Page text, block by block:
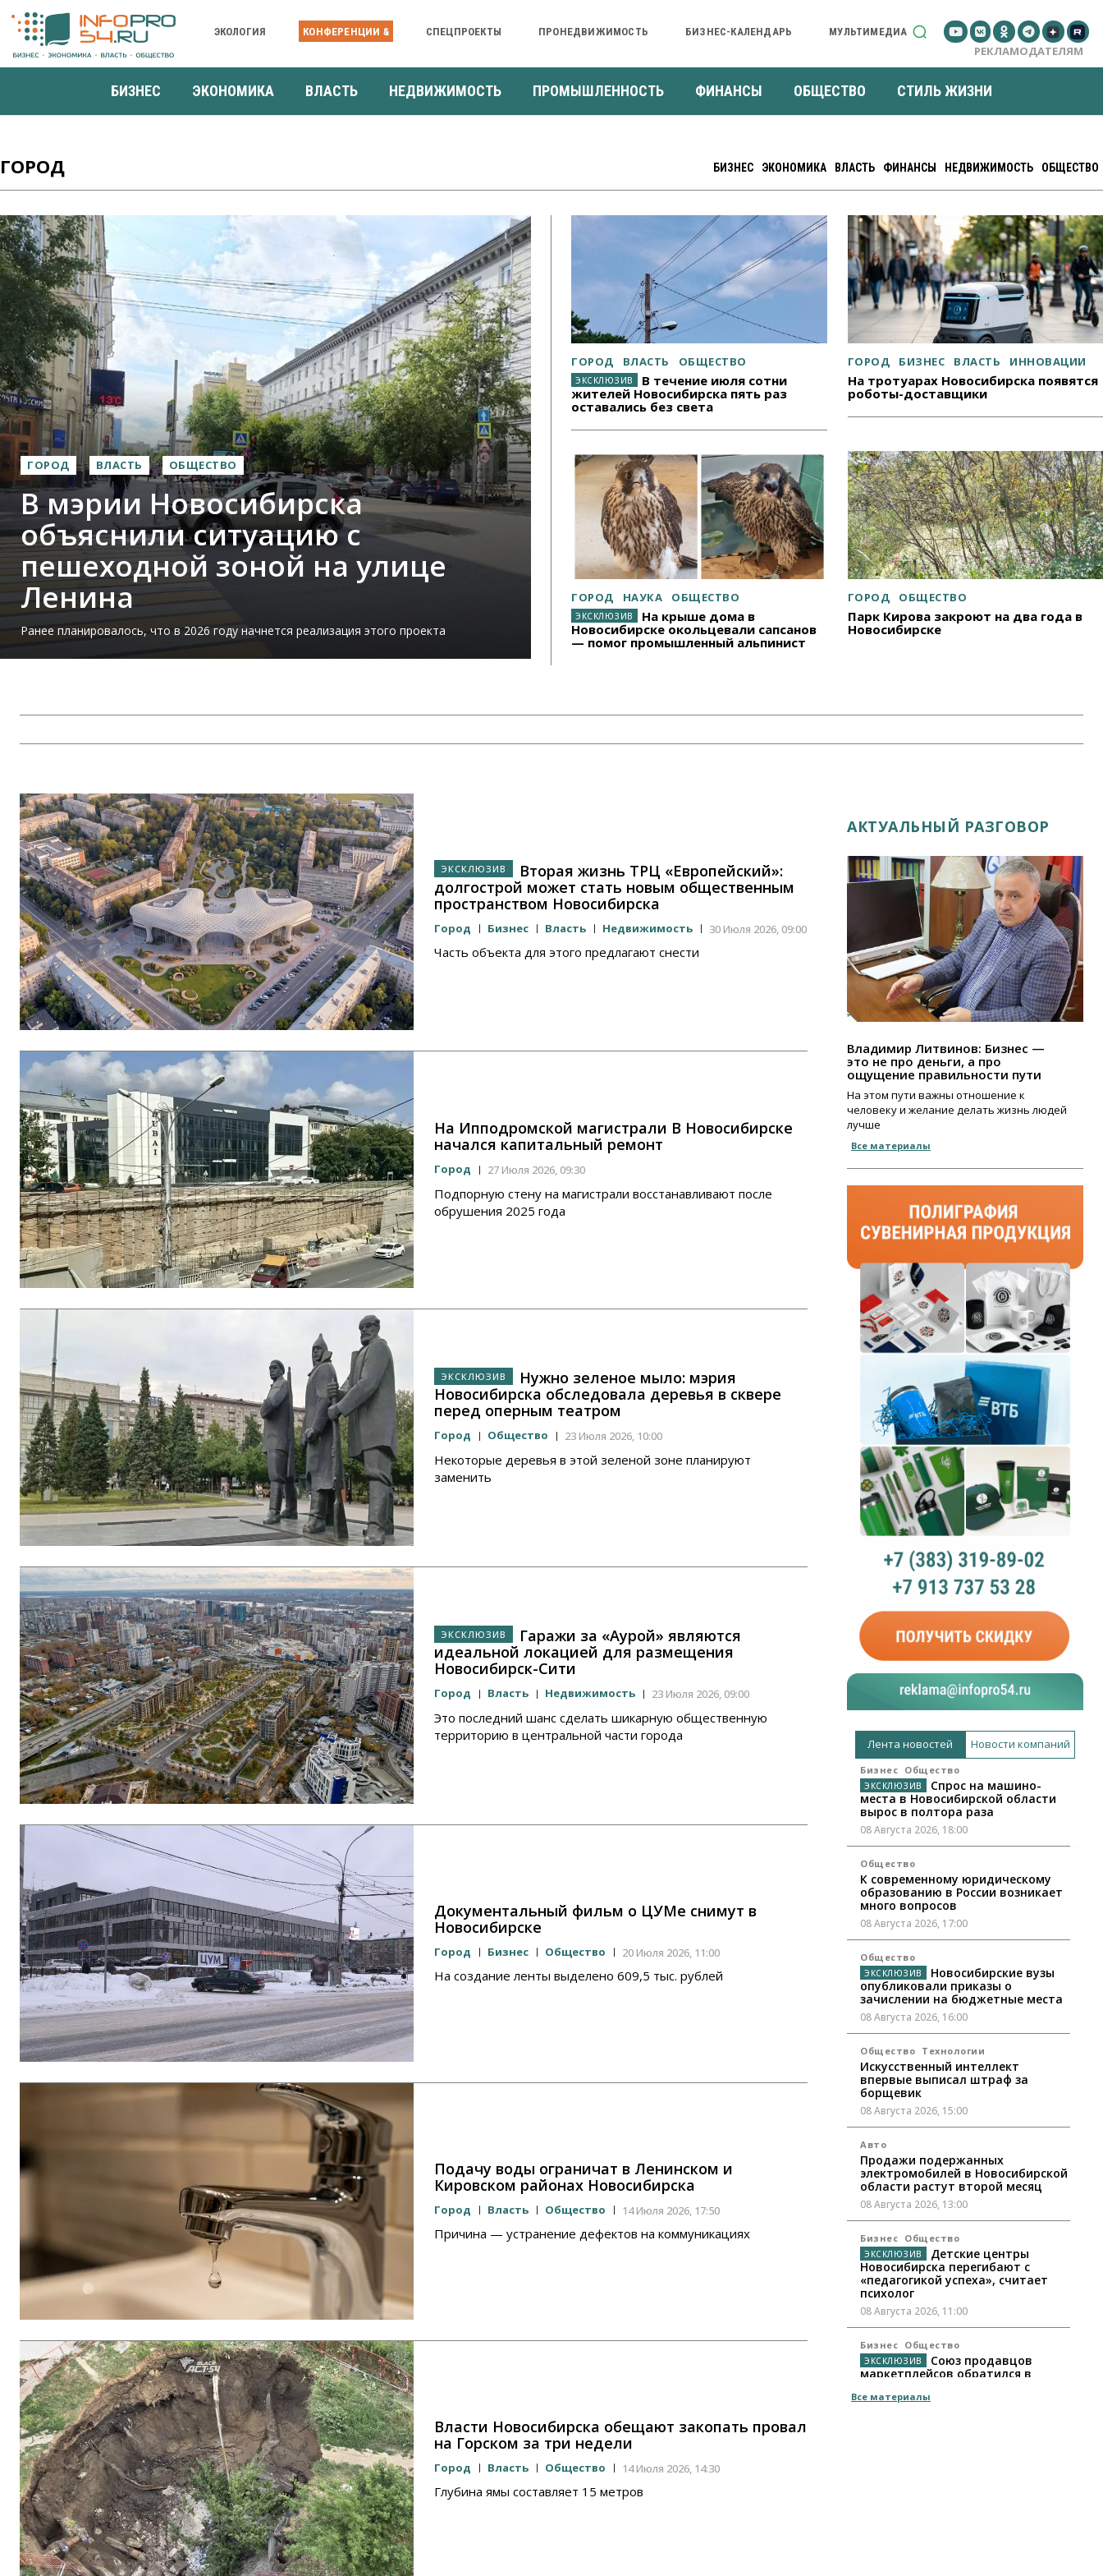
ЭКОЛОГИЯ КОНФЕРЕНЦИИ & СПЕЦПРОЕКТЫ ПРОНЕДВИЖИМОСТЬ БИЗНЕС-КАЛЕНДАРЬ МУЛЬТИМЕДИА
РЕКЛАМОДАТЕЛЯМ
БИЗНЕС ЭКОНОМИКА ВЛАСТЬ НЕДВИЖИМОСТЬ ПРОМЫШЛЕННОСТЬ ФИНАНСЫ ОБЩЕСТВО СТИЛЬ ЖИЗНИ
ГОРОД БИЗНЕС ЭКОНОМИКА ВЛАСТЬ ФИНАНСЫ НЕДВИЖИМОСТЬ ОБЩЕСТВО
ГОРОД ВЛАСТЬ ОБЩЕСТВО
В мэрии Новосибирска
объяснили ситуацию с
пешеходной зоной на улице
Ленина
Ранее планировалось, что в 2026 году начнется реализация этого проекта
ГОРОД ВЛАСТЬ ОБЩЕСТВО
В течение июля сотни
жителей Новосибирска пять раз
оставались без света
ГОРОД БИЗНЕС ВЛАСТЬ ИННОВАЦИИ
На тротуарах Новосибирска появятся
роботы-доставщики
ГОРОД НАУКА ОБЩЕСТВО
На крыше дома в
Новосибирске окольцевали сапсанов
— помог промышленный альпинист
ГОРОД ОБЩЕСТВО
Парк Кирова закроют на два года в
Новосибирске
Вторая жизнь ТРЦ «Европейский»:
долгострой может стать новым общественным
пространством Новосибирска
Город Бизнес Власть Недвижимость 30 Июля 2026, 09:00
Часть объекта для этого предлагают снести
На Ипподромской магистрали В Новосибирске
начался капитальный ремонт
Город 27 Июля 2026, 09:30
Подпорную стену на магистрали восстанавливают после
обрушения 2025 года
Нужно зеленое мыло: мэрия
Новосибирска обследовала деревья в сквере
перед оперным театром
Город Общество 23 Июля 2026, 10:00
Некоторые деревья в этой зеленой зоне планируют
заменить
Гаражи за «Аурой» являются
идеальной локацией для размещения
Новосибирск-Сити
Город Власть Недвижимость 23 Июля 2026, 09:00
Это последний шанс сделать шикарную общественную
территорию в центральной части города
Документальный фильм о ЦУМе снимут в
Новосибирске
Город Бизнес Общество 20 Июля 2026, 11:00
На создание ленты выделено 609,5 тыс. рублей
Подачу воды ограничат в Ленинском и
Кировском районах Новосибирска
Город Власть Общество 14 Июля 2026, 17:50
Причина — устранение дефектов на коммуникациях
Власти Новосибирска обещают закопать провал
на Горском за три недели
Город Власть Общество 14 Июля 2026, 14:30
Глубина ямы составляет 15 метров
АКТУАЛЬНЫЙ РАЗГОВОР
Владимир Литвинов: Бизнес —
это не про деньги, а про
ощущение правильности пути
На этом пути важны отношение к
человеку и желание делать жизнь людей
лучше
Все материалы
Лента новостей Новости компаний
Бизнес Общество
Спрос на машино-
места в Новосибирской области
вырос в полтора раза
08 Августа 2026, 18:00
Общество
К современному юридическому
образованию в России возникает
много вопросов
08 Августа 2026, 17:00
Общество
Новосибирские вузы
опубликовали приказы о
зачислении на бюджетные места
08 Августа 2026, 16:00
Общество Технологии
Искусственный интеллект
впервые выписал штраф за
борщевик
08 Августа 2026, 15:00
Авто
Продажи подержанных
электромобилей в Новосибирской
области растут второй месяц
08 Августа 2026, 13:00
Бизнес Общество
Детские центры
Новосибирска перегибают с
«педагогикой успеха», считает
психолог
08 Августа 2026, 11:00
Бизнес Общество
Союз продавцов
маркетплейсов обратился в
WB
Все материалы